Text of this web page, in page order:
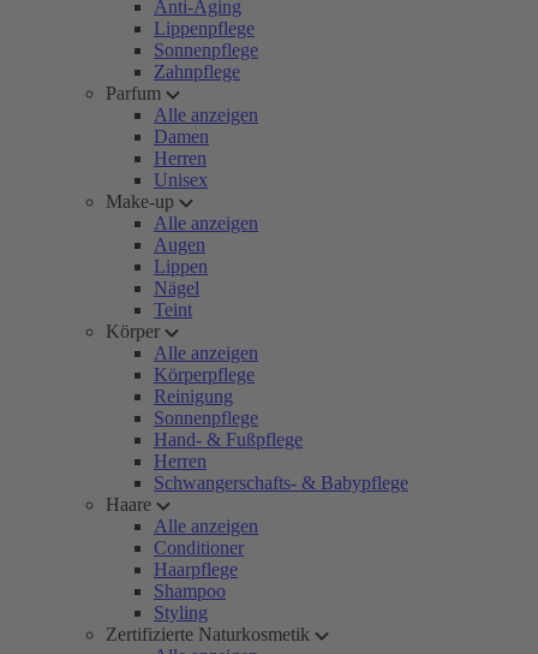
Anti-Aging
Lippenpflege
Sonnenpflege
Zahnpflege
Parfum
Alle anzeigen
Damen
Herren
Unisex
Make-up
Alle anzeigen
Augen
Lippen
Nägel
Teint
Körper
Alle anzeigen
Körperpflege
Reinigung
Sonnenpflege
Hand- & Fußpflege
Herren
Schwangerschafts- & Babypflege
Haare
Alle anzeigen
Conditioner
Haarpflege
Shampoo
Styling
Zertifizierte Naturkosmetik